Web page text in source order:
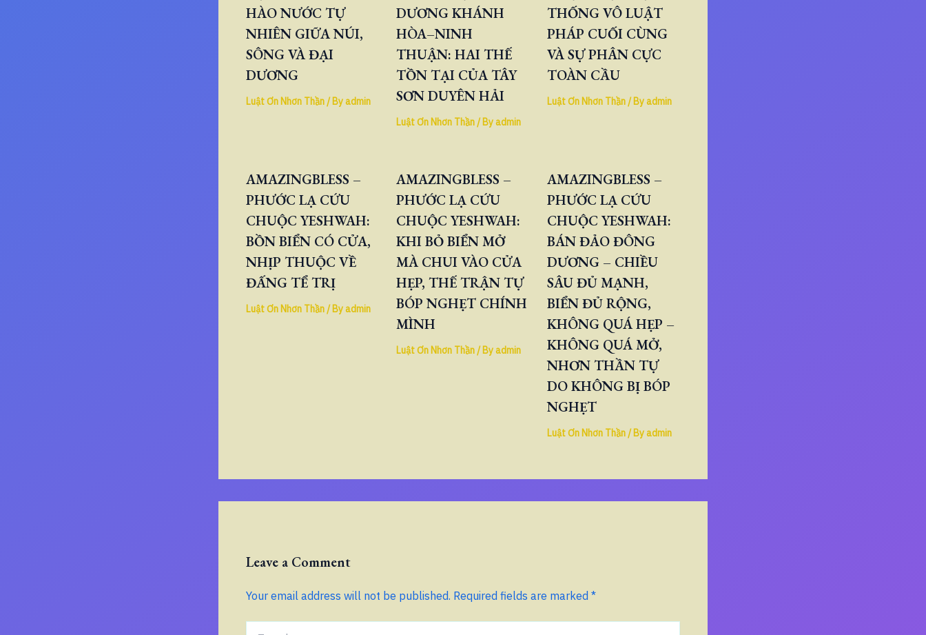
HÀO NƯỚC TỰ
NHIÊN GIỮA NÚI,
SÔNG VÀ ĐẠI
DƯƠNG
Luật Ơn Nhơn Thần/ Byadmin
DƯƠNG KHÁNH
HÒA–NINH
THUẬN: HAI THẾ
TỒN TẠI CỦA TÂY
SƠN DUYÊN HẢI
Luật Ơn Nhơn Thần/ Byadmin
THỐNG VÔ LUẬT
PHÁP CUỐI CÙNG
VÀ SỰ PHÂN CỰC
TOÀN CẦU
Luật Ơn Nhơn Thần/ Byadmin
AMAZINGBLESS –
PHƯỚC LẠ CỨU
CHUỘC YESHWAH:
BỒN BIỂN CÓ CỬA,
NHỊP THUỘC VỀ
ĐẤNG TỂ TRỊ
Luật Ơn Nhơn Thần/ Byadmin
AMAZINGBLESS –
PHƯỚC LẠ CỨU
CHUỘC YESHWAH:
KHI BỎ BIỂN MỞ
MÀ CHUI VÀO CỬA
HẸP, THẾ TRẬN TỰ
BÓP NGHẸT CHÍNH
MÌNH
Luật Ơn Nhơn Thần/ Byadmin
AMAZINGBLESS –
PHƯỚC LẠ CỨU
CHUỘC YESHWAH:
BÁN ĐẢO ĐÔNG
DƯƠNG – CHIỀU
SÂU ĐỦ MẠNH,
BIỂN ĐỦ RỘNG,
KHÔNG QUÁ HẸP –
KHÔNG QUÁ MỞ,
NHƠN THẦN TỰ
DO KHÔNG BỊ BÓP
NGHẸT
Luật Ơn Nhơn Thần/ Byadmin
Leave a Comment
Your email address will not be published. Required fields are marked *